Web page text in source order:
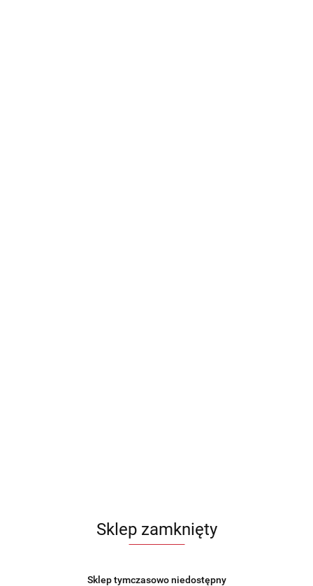
Sklep zamknięty
Sklep tymczasowo niedostępny